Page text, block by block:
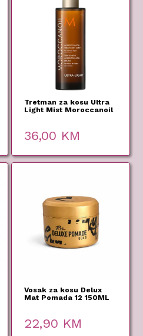
Tretman za kosu Ultra
Light Mist Moroccanoil
36,00 KM
Vosak za kosu Delux
Mat Pomada 12 150ML
22,90 KM